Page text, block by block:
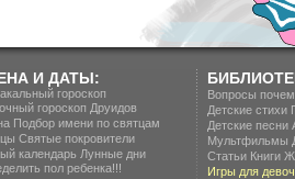
И ДАТЫ:
гороскоп
гороскоп Друидов
Подбор имени по святцам
Святые покровители
календарь Лунные дни
пол ребенка!!!
Вопросы
Детские стихи
Детские песни
Мультфильмы
Статьи Книги
Игры для